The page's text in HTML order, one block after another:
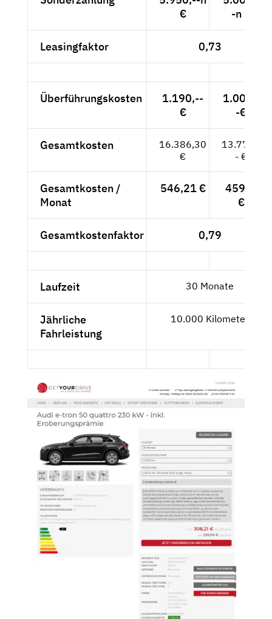
€
-n €
Leasingfaktor 0,73
Überführungskosten
1.190,--
€
1.000,-
-€
Gesamtkosten
16.386,30
€
13.770,-
- €
Gesamtkosten /
Monat
546,21 €
459,--
€
Gesamtkostenfaktor 0,79
Laufzeit 30 Monate
Jährliche
Fahrleistung
10.000 Kilometer